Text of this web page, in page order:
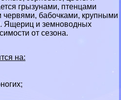
грызунами, птенцами
червями, бабочками, крупными
Ящериц и земноводных
от сезона.
на: